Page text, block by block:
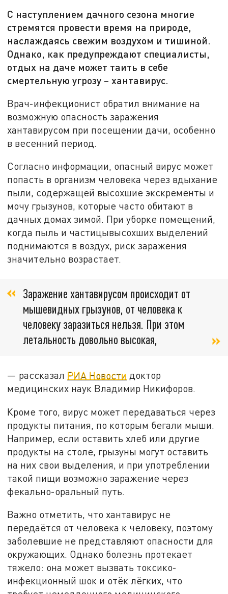
С наступлением дачного сезона многие
стремятся провести время на природе,
наслаждаясь свежим воздухом и тишиной.
Однако, как предупреждают специалисты,
отдых на даче может таить в себе
смертельную угрозу – хантавирус.
Врач-инфекционист обратил внимание на
возможную опасность заражения
хантавирусом при посещении дачи, особенно
в весенний период.
Согласно информации, опасный вирус может
попасть в организм человека через вдыхание
пыли, содержащей высохшие экскременты и
мочу грызунов, которые часто обитают в
дачных домах зимой. При уборке помещений,
когда пыль и частицывысохших выделений
поднимаются в воздух, риск заражения
значительно возрастает.
Заражение хантавирусом происходит от
мышевидных грызунов, от человека к
человеку заразиться нельзя. При этом
летальность довольно высокая,
— рассказал РИА Новости доктор
медицинских наук Владимир Никифоров.
Кроме того, вирус может передаваться через
продукты питания, по которым бегали мыши.
Например, если оставить хлеб или другие
продукты на столе, грызуны могут оставить
на них свои выделения, и при употреблении
такой пищи возможно заражение через
фекально-оральный путь.
Важно отметить, что хантавирус не
передаётся от человека к человеку, поэтому
заболевшие не представляют опасности для
окружающих. Однако болезнь протекает
тяжело: она может вызвать токсико-
инфекционный шок и отёк лёгких, что